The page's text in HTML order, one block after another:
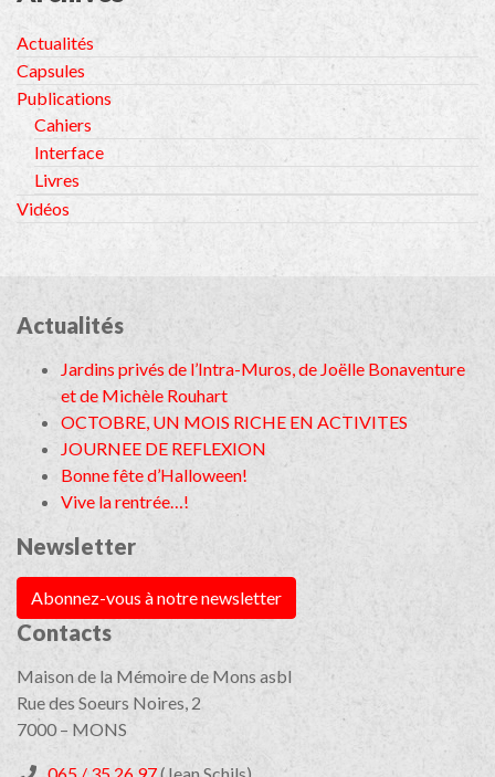
Actualités
Capsules
Publications
Cahiers
Interface
Livres
Vidéos
Actualités
Jardins privés de l’Intra-Muros, de Joëlle Bonaventure
et de Michèle Rouhart
OCTOBRE, UN MOIS RICHE EN ACTIVITES
JOURNEE DE REFLEXION
Bonne fête d’Halloween!
Vive la rentrée…!
Newsletter
Abonnez-vous à notre newsletter
Contacts
Maison de la Mémoire de Mons asbl
Rue des Soeurs Noires, 2
7000 – MONS